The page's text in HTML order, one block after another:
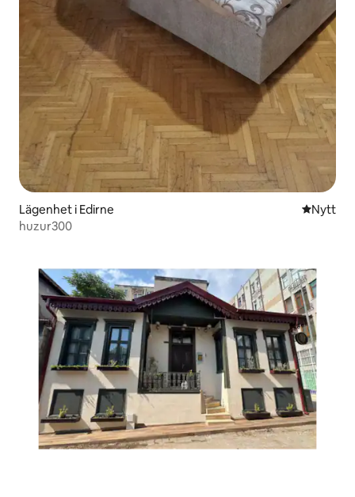
Lägenhet i Edirne NyttNytt
huzur300